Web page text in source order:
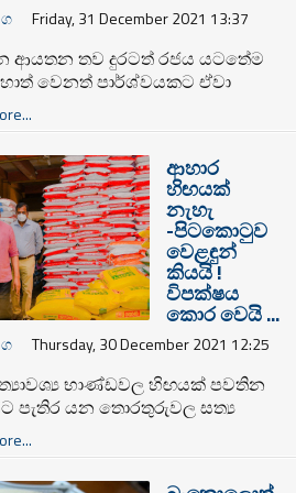
Friday, 31 December 2021 13:37
ආයතන තව දුරටත් රජය යටතේම
වෙනත් පාර්ශ්වයකට ඒවා
දැඩි තීන්දු තීරණ රැසක් ලබන
බව ප්‍රවාහන රාජ්‍ය අමාත්‍ය දිලුම්
ආහාර
හිඟයක්
නැහැ
-පිටකොටුව
වෙළඳුන්
කියයි !
විපක්ෂය
කොර වෙයි ...
Thursday, 30 December 2021 12:25
භාණ්ඩවල හිඟයක් පවතින
පැතිර යන තොරතුරුවල සත්‍ය
සදහා අමාත්‍ය බන්දුල ගුණවර්ධන
වෙළෙද හුවමාරුවේ නිරීක්ෂණ